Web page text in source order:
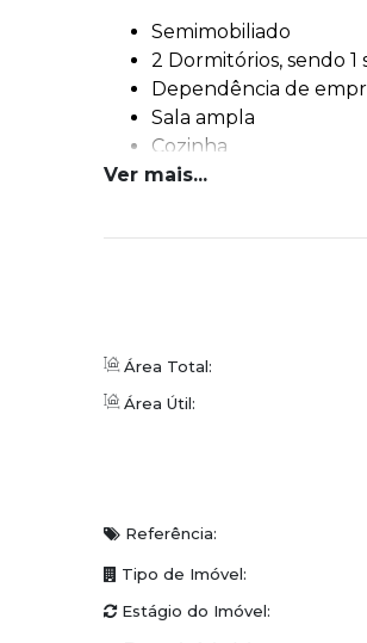
Semimobiliado
2 Dormitórios, sendo 1
Dependência de
Sala ampla
Cozinha
Área de serviço
Portão eletrônico
Conceito Imobiliária | Viva
Ver mais...
Área Total:
Área Útil:
Referência:
Tipo de Imóvel:
Estágio do Imóvel: